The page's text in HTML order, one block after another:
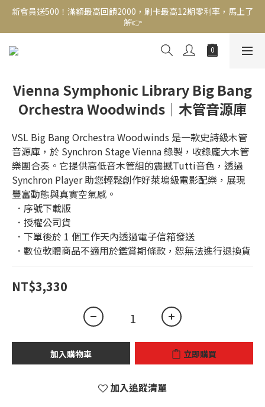
新會員送500！滿額最高回饋2000，刷卡最高12期零利率，馬上了
解👉
新會員送500！滿額最高回饋2000，刷卡最高12期零利率，馬上了
解👉
結帳頁選zingala銀角零卡分期，輕鬆打包
解👉
Vienna Symphonic Library Big Bang
Orchestra Woodwinds｜木管音源庫
VSL Big Bang Orchestra Woodwinds 是一款史詩級木管
音源庫，於 Synchron Stage Vienna 錄製，收錄龐大木管
樂團合奏。它提供高低音木管組的震撼Tutti音色，透過
Synchron Player 助您輕鬆創作好萊塢級電影配樂，展現
豐富動態與真實空氣感。
．序號下載版
．授權公司貨
．下單後於 1 個工作天內透過電子信箱發送
．數位軟體商品不適用於鑑賞期條款，恕無法進行退換貨
NT$3,330
加入購物車 立即購買
加入追蹤清單